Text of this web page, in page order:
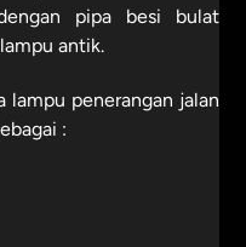
pipa besi bulat
antik.
lampu penerangan jalan
: